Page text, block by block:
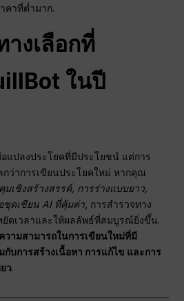
คาที่ต่ำมาก.
งเลือกที่
ในปี
อแปลงประโยคที่มีประโยชน์ แต่การ
กว่าการเขียนประโยคใหม่ หากคุณ
มเชิงสร้างสรรค์, การร่างแบบยาว,
ชุดเขียน AI ที่คุ้มค่า , การสำรวจทาง
ยัดเวลาและให้ผลลัพธ์ที่สมบูรณ์ยิ่งขึ้น.
ความสามารถในการเขียนใหม่ที่มี
บการสร้างเนื้อหา การแก้ไข และการ
ว.